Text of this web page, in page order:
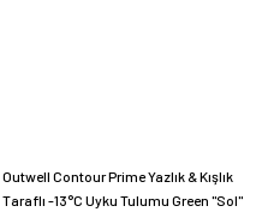
Outwell Contour Prime Yazlık & Kışlık
Taraflı -13°C Uyku Tulumu Green ''Sol''